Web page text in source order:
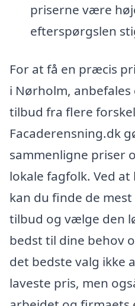
priserne være
efterspørgslen
For at få en præcis
i Nørholm,
tilbud fra flere
Facaderensning.dk
sammenligne priser
lokale fagfolk. Ved
kan du finde de
tilbud og vælge den
bedst til dine behov
det bedste valg ikke
laveste pris, men